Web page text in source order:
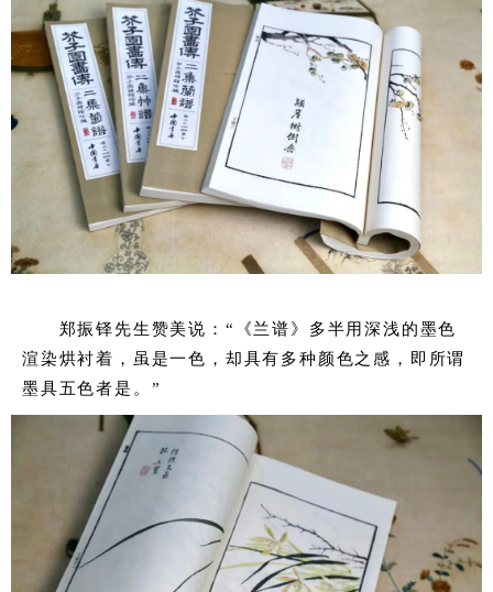
郑振铎先生赞美说：“《兰谱》多半用深浅的墨色
渲染烘衬着，虽是一色，却具有多种颜色之感，即所谓
墨具五色者是。”